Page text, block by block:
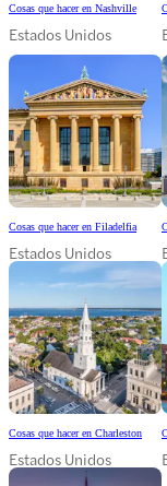
Cosas que hacer en Nashville
Estados Unidos
Cosas que hacer en Filadelfia
Estados Unidos
Cosas que hacer en Charleston
Estados Unidos